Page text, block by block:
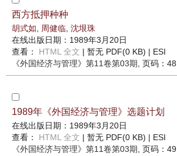
西方抵押种种
胡式如 周健临 沈垠珠
在线出版日期：1989年3月20日
查看： HTML 全文 | 暂无 PDF(0 KB) | ESI
《外国经济与管理》 第11卷第03期 , 页码：48
1989年《外国经济与管理》选题计划
在线出版日期：1989年3月20日
查看： HTML 全文 | 暂无 PDF(0 KB) | ESI
《外国经济与管理》 第11卷第03期 , 页码：49